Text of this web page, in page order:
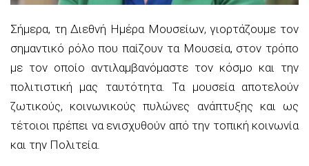
Σήμερα, τη Διεθνή Ημέρα Μουσείων, γιορτάζουμε τον
σημαντικό ρόλο που παίζουν τα Μουσεία, στον τρόπο
με τον οποίο αντιλαμβανόμαστε τον κόσμο και την
πολιτιστική μας ταυτότητα. Τα μουσεία αποτελούν
ζωτικούς, κοινωνικούς πυλώνες ανάπτυξης και ως
τέτοιοι πρέπει να ενισχυθούν από την τοπική κοινωνία
και την Πολιτεία.